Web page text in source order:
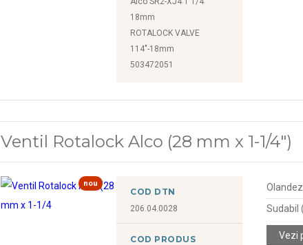
18mm
ROTALOCK VALVE
114"-18mm
503472051
Ventil Rotalock Alco (28 mm x 1-1/4")
nou
COD DTN
206.04.0028
COD PRODUS
Sudabil
Vezi